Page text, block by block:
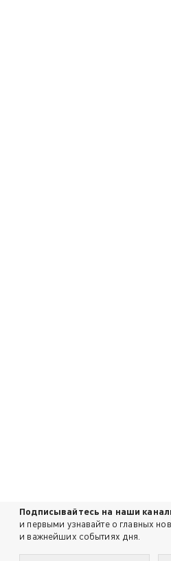
Подписывайтесь на наши
и первыми узнавайте о главных
и важнейших событиях дня.